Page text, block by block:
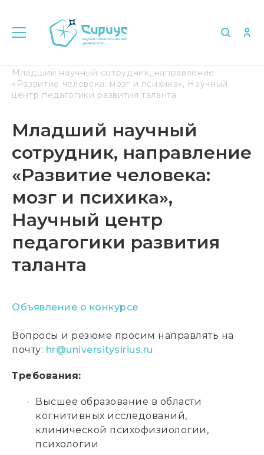
Младший научный сотрудник, направление
«Развитие человека: мозг и психика», Научный
центр педагогики развития таланта
Младший научный
сотрудник, направление
«Развитие человека:
мозг и психика»,
Научный центр
педагогики развития
таланта
Объявление о конкурсе
Вопросы и резюме просим направлять на
почту: hr@universitysirius.ru
Требования:
Высшее образование в области
когнитивных исследований,
клинической психофизиологии,
психологии